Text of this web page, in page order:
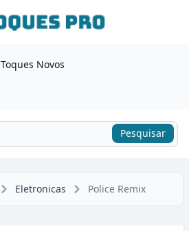
Toques Novos
Pesquisar
Eletronicas Police Remix